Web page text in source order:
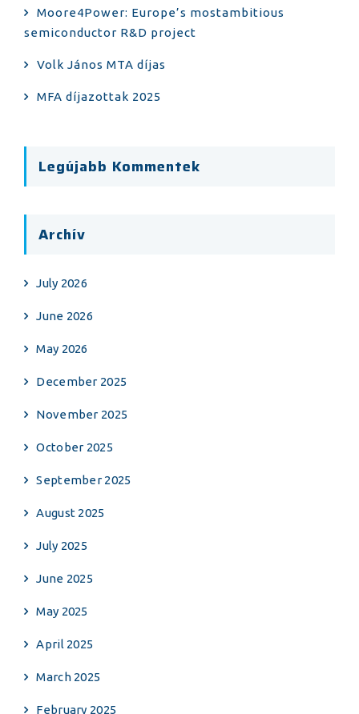
Moore4Power: Europe’s mostambitious
semiconductor R&D project
Volk János MTA díjas
MFA díjazottak 2025
Legújabb Kommentek
Archív
July 2026
June 2026
May 2026
December 2025
November 2025
October 2025
September 2025
August 2025
July 2025
June 2025
May 2025
April 2025
March 2025
February 2025